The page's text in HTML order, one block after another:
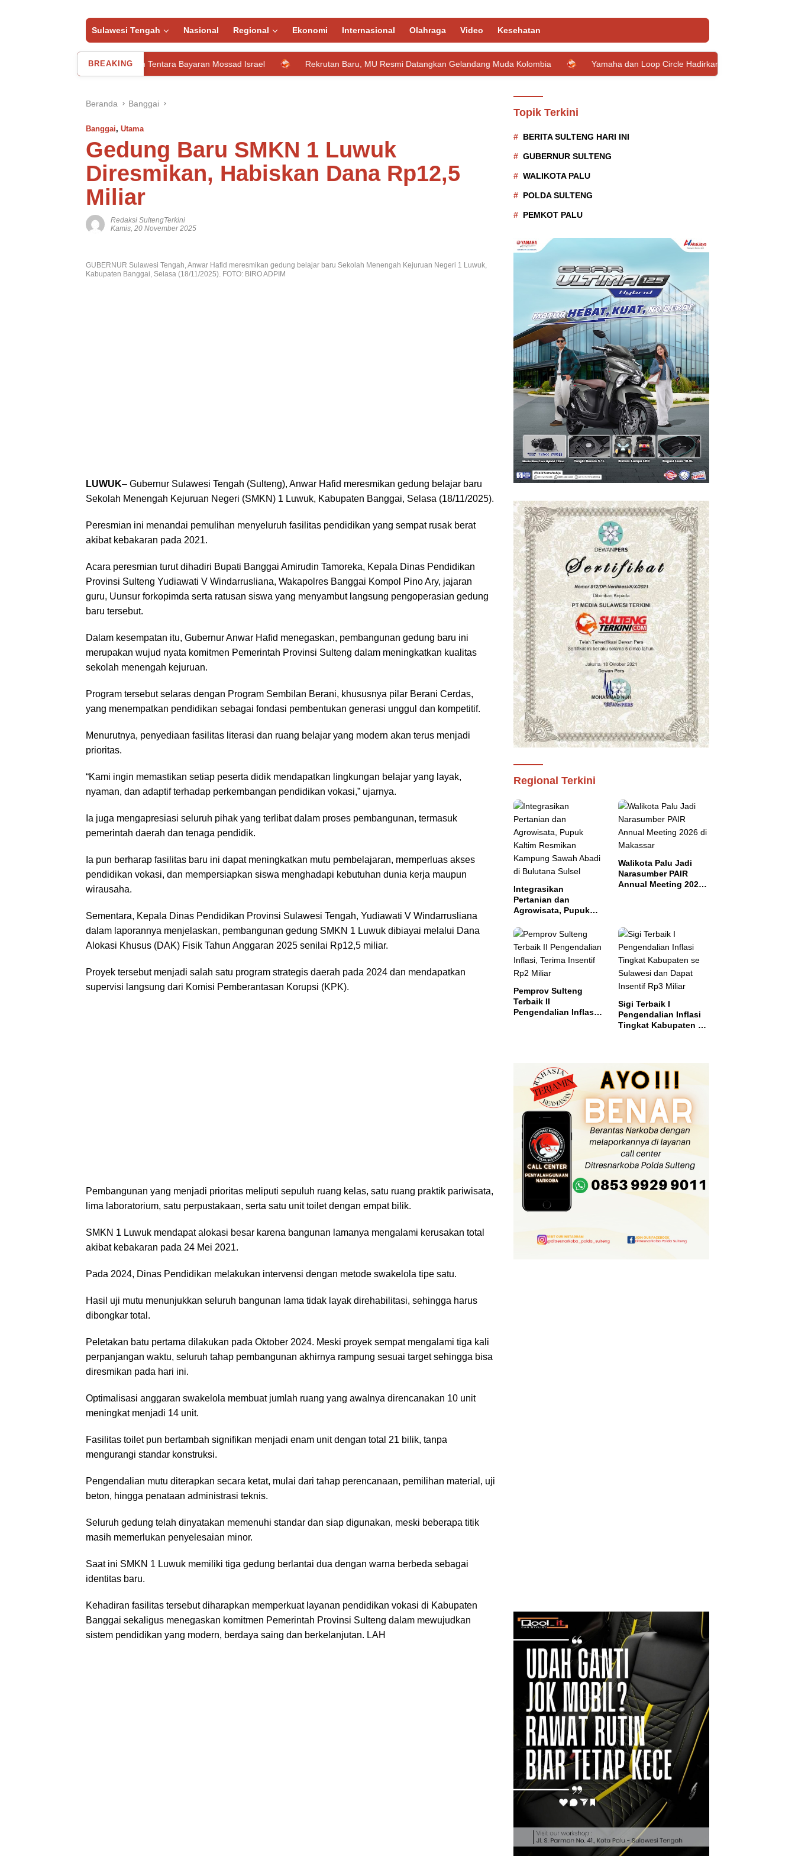
Sulawesi Tengah Nasional Regional Ekonomi Internasional Olahraga Video Kesehatan
BREAKING
Iran Tangkap Puluhan Tentara Bayaran Mossad Israel Rekrutan Baru, MU Resmi Datangkan Gelandang Muda Kolombia Yamaha dan Loop Circle Hadirkan Giveaway Grand Filano Hybrid
Beranda Banggai
Banggai, Utama
Gedung Baru SMKN 1 Luwuk
Diresmikan, Habiskan Dana Rp12,5
Miliar
Redaksi SultengTerkini
Kamis, 20 November 2025
GUBERNUR Sulawesi Tengah, Anwar Hafid meresmikan gedung belajar baru Sekolah Menengah Kejuruan Negeri 1 Luwuk,
Kabupaten Banggai, Selasa (18/11/2025). FOTO: BIRO ADPIM
LUWUK– Gubernur Sulawesi Tengah (Sulteng), Anwar Hafid meresmikan gedung belajar baru
Sekolah Menengah Kejuruan Negeri (SMKN) 1 Luwuk, Kabupaten Banggai, Selasa (18/11/2025).
Peresmian ini menandai pemulihan menyeluruh fasilitas pendidikan yang sempat rusak berat
akibat kebakaran pada 2021.
Acara peresmian turut dihadiri Bupati Banggai Amirudin Tamoreka, Kepala Dinas Pendidikan
Provinsi Sulteng Yudiawati V Windarrusliana, Wakapolres Banggai Kompol Pino Ary, jajaran
guru, Uunsur forkopimda serta ratusan siswa yang menyambut langsung pengoperasian gedung
baru tersebut.
Dalam kesempatan itu, Gubernur Anwar Hafid menegaskan, pembangunan gedung baru ini
merupakan wujud nyata komitmen Pemerintah Provinsi Sulteng dalam meningkatkan kualitas
sekolah menengah kejuruan.
Program tersebut selaras dengan Program Sembilan Berani, khususnya pilar Berani Cerdas,
yang menempatkan pendidikan sebagai fondasi pembentukan generasi unggul dan kompetitif.
Menurutnya, penyediaan fasilitas literasi dan ruang belajar yang modern akan terus menjadi
prioritas.
“Kami ingin memastikan setiap peserta didik mendapatkan lingkungan belajar yang layak,
nyaman, dan adaptif terhadap perkembangan pendidikan vokasi,” ujarnya.
Ia juga mengapresiasi seluruh pihak yang terlibat dalam proses pembangunan, termasuk
pemerintah daerah dan tenaga pendidik.
Ia pun berharap fasilitas baru ini dapat meningkatkan mutu pembelajaran, memperluas akses
pendidikan vokasi, dan mempersiapkan siswa menghadapi kebutuhan dunia kerja maupun
wirausaha.
Sementara, Kepala Dinas Pendidikan Provinsi Sulawesi Tengah, Yudiawati V Windarrusliana
dalam laporannya menjelaskan, pembangunan gedung SMKN 1 Luwuk dibiayai melalui Dana
Alokasi Khusus (DAK) Fisik Tahun Anggaran 2025 senilai Rp12,5 miliar.
Proyek tersebut menjadi salah satu program strategis daerah pada 2024 dan mendapatkan
supervisi langsung dari Komisi Pemberantasan Korupsi (KPK).
Pembangunan yang menjadi prioritas meliputi sepuluh ruang kelas, satu ruang praktik pariwisata,
lima laboratorium, satu perpustakaan, serta satu unit toilet dengan empat bilik.
SMKN 1 Luwuk mendapat alokasi besar karena bangunan lamanya mengalami kerusakan total
akibat kebakaran pada 24 Mei 2021.
Pada 2024, Dinas Pendidikan melakukan intervensi dengan metode swakelola tipe satu.
Hasil uji mutu menunjukkan seluruh bangunan lama tidak layak direhabilitasi, sehingga harus
dibongkar total.
Peletakan batu pertama dilakukan pada Oktober 2024. Meski proyek sempat mengalami tiga kali
perpanjangan waktu, seluruh tahap pembangunan akhirnya rampung sesuai target sehingga bisa
diresmikan pada hari ini.
Optimalisasi anggaran swakelola membuat jumlah ruang yang awalnya direncanakan 10 unit
meningkat menjadi 14 unit.
Fasilitas toilet pun bertambah signifikan menjadi enam unit dengan total 21 bilik, tanpa
mengurangi standar konstruksi.
Pengendalian mutu diterapkan secara ketat, mulai dari tahap perencanaan, pemilihan material, uji
beton, hingga penataan administrasi teknis.
Seluruh gedung telah dinyatakan memenuhi standar dan siap digunakan, meski beberapa titik
masih memerlukan penyelesaian minor.
Saat ini SMKN 1 Luwuk memiliki tiga gedung berlantai dua dengan warna berbeda sebagai
identitas baru.
Kehadiran fasilitas tersebut diharapkan memperkuat layanan pendidikan vokasi di Kabupaten
Banggai sekaligus menegaskan komitmen Pemerintah Provinsi Sulteng dalam mewujudkan
sistem pendidikan yang modern, berdaya saing dan berkelanjutan. LAH
Topik Terkini
BERITA SULTENG HARI INI
GUBERNUR SULTENG
WALIKOTA PALU
POLDA SULTENG
PEMKOT PALU
Regional Terkini
Integrasikan
Pertanian dan
Agrowisata, Pupuk
Kampung Sawah
Abadi di Bulutana
Sulsel
Walikota Palu Jadi
Narasumber PAIR
Annual Meeting 2026
Pemprov Sulteng
Terbaik II
Pengendalian Inflasi,
Sigi Terbaik I
Pengendalian Inflasi
Tingkat Kabupaten se